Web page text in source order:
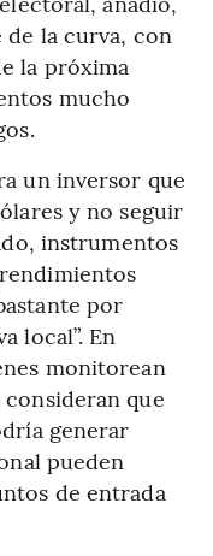
de la curva, con
la próxima
mucho
un inversor que
y no seguir
instrumentos
por
local”. En
monitorean
que
generar
pueden
de entrada